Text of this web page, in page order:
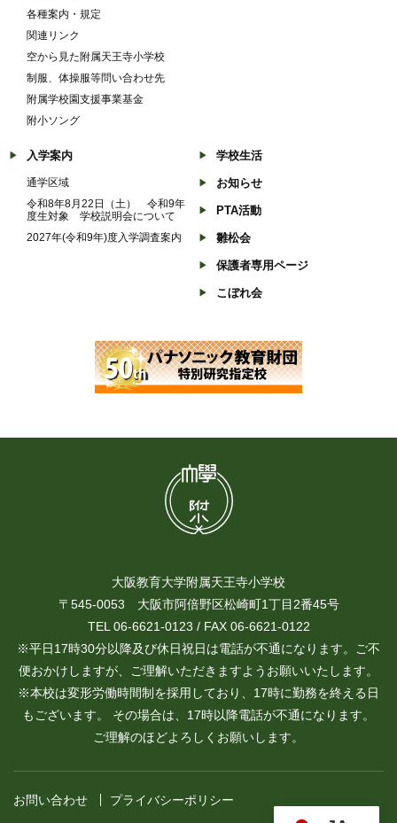
各種案内・規定
関連リンク
空から見た附属天王寺小学校
制服、体操服等問い合わせ先
附属学校園支援事業基金
附小ソング
入学案内
通学区域
令和8年8月22日（土） 令和9年
度生対象 学校説明会について
2027年(令和9年)度入学調査案内
学校生活
お知らせ
PTA活動
雛松会
保護者専用ページ
こぼれ会
大阪教育大学附属天王寺小学校
〒545-0053 大阪市阿倍野区松崎町1丁目2番45号
TEL 06-6621-0123 / FAX 06-6621-0122
※平日17時30分以降及び休日祝日は電話が不通になります。ご不
便おかけしますが、ご理解いただきますようお願いいたします。
※本校は変形労働時間制を採用しており、17時に勤務を終える日
もございます。 その場合は、17時以降電話が不通になります。
ご理解のほどよろしくお願いします。
お問い合わせ プライバシーポリシー